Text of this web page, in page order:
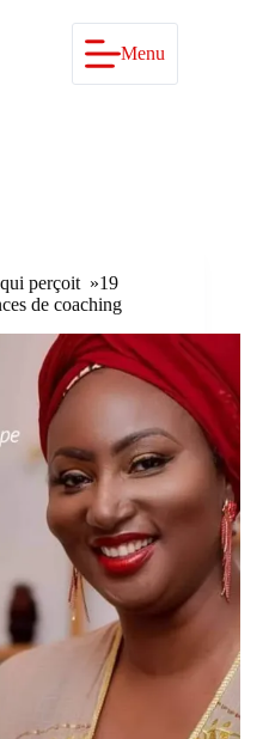
Menu
perçoit »19
de coaching